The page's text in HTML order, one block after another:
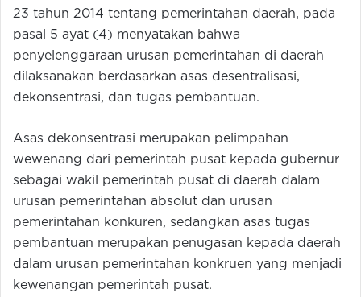
23 tahun 2014 tentang pemerintahan daerah, pada
pasal 5 ayat (4) menyatakan bahwa
penyelenggaraan urusan pemerintahan di daerah
dilaksanakan berdasarkan asas desentralisasi,
dekonsentrasi, dan tugas pembantuan.
Asas dekonsentrasi merupakan pelimpahan
wewenang dari pemerintah pusat kepada gubernur
sebagai wakil pemerintah pusat di daerah dalam
urusan pemerintahan absolut dan urusan
pemerintahan konkuren, sedangkan asas tugas
pembantuan merupakan penugasan kepada daerah
dalam urusan pemerintahan konkruen yang menjadi
kewenangan pemerintah pusat.